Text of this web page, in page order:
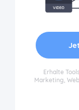
Erhalte
Marketing,